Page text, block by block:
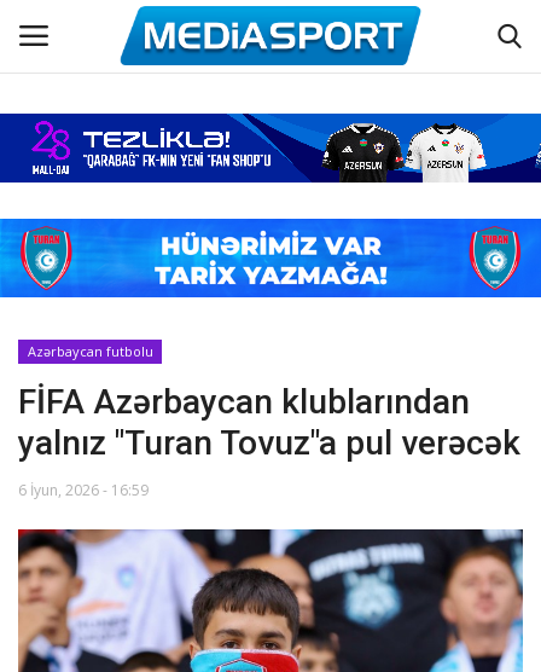
Əsas
Azərbaycan futbolu
Maraqlı
Əlaqə
Haqqımızda
Dünya futbolu
Hadisə
Olimpiada
Azərbaycan futbolu
FİFA Azərbaycan klublarından
yalnız "Turan Tovuz"a pul verəcək
6 İyun, 2026 - 16:59